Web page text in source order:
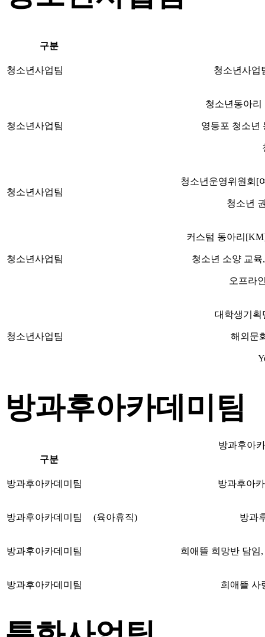
구분
청소년사업팀 청소년사업
청소년사업팀
청소년동아
영등포 청소년
청소년사업팀
청소년운영위원회[
청소년
청소년사업팀
커스텀 동아리
청소년 소양 교
오프라
청소년사업팀
대학생기획
해외문
방과후아카데미팀
방과후아
구분
방과후아카데미팀 방과후아
방과후아카데미팀 (육아휴직) 방과
방과후아카데미팀 희애뜰 희망반 담임
방과후아카데미팀 희애뜰 사